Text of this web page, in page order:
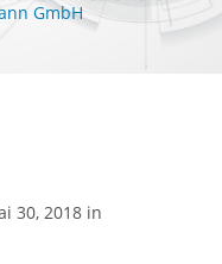
GmbH
30, 2018 in